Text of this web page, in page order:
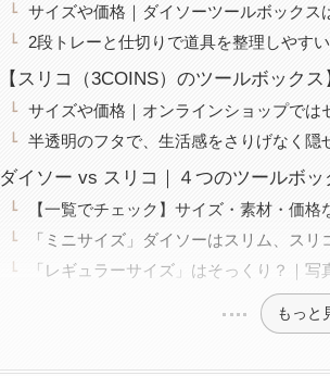
サイズや価格｜ダイソーツールボックス
2段トレーと仕切りで道具を整理しやすい
【スリコ（3COINS）のツールボック
サイズや価格｜オンラインショップでは
半透明のフタで、生活感をさりげなく隠
ダイソー vs スリコ｜４つのツールボ
【一覧でチェック】サイズ・素材・価格
「ミニサイズ」ダイソーはスリム、ス
「レギュラーサイズ」はそっくり？｜写
もっと